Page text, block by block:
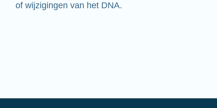
of wijzigingen van het DNA.